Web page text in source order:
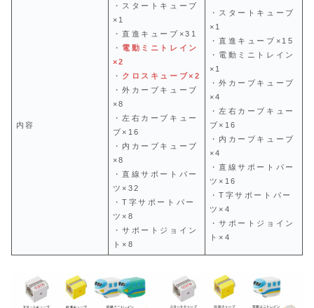
内容
・スタートキューブ
×1
・直進キューブ×31
・ 電動ミニトレイン
×2
・ クロスキューブ×2
・外カーブキューブ
×8
・左右カーブキュー
ブ×16
・内カーブキューブ
×8
・直線サポートパー
ツ×32
・T字サポートパー
ツ×8
・サポートジョイン
ト×8
・スタートキューブ
×1
・直進キューブ×15
・電動ミニトレイン
×1
・外カーブキューブ
×4
・左右カーブキュー
ブ×16
・内カーブキューブ
×4
・直線サポートパー
ツ×16
・T字サポートパー
ツ×4
・サポートジョイン
ト×4